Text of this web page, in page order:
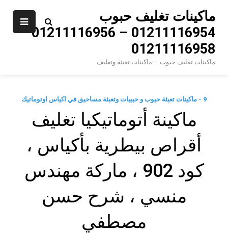
content
ماكينات تغليف حبوب
01211116954 – 01211116956 –
01211116958
ماكينات تغليف حبوب – ماكينات تعبئة وتغليف
9 - ماكينات تعبئة حبوب و حبيبات وتعبئة مساحيق في اكياس اوتوماتيك
ماكينة أتوماتيكيا تغليف
أقراص بيطرية بأكياس ،
كود 902 ، ماركة مهندس
منسي ، شرح حسن
مصطفي